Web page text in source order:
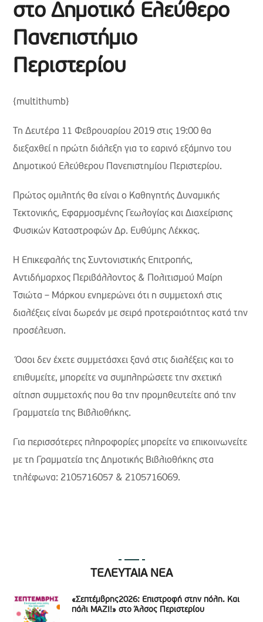
στο Δημοτικό Ελεύθερο
Πανεπιστήμιο
Περιστερίου
{multithumb}
Τη Δευτέρα 11 Φεβρουαρίου 2019 στις 19:00 θα
διεξαχθεί η πρώτη διάλεξη για το εαρινό εξάμηνο του
Δημοτικού Ελεύθερου Πανεπιστημίου Περιστερίου.
Πρώτος ομιλητής θα είναι ο Καθηγητής Δυναμικής
Τεκτονικής, Εφαρμοσμένης Γεωλογίας και Διαχείρισης
Φυσικών Καταστροφών Δρ. Ευθύμης Λέκκας.
Η Επικεφαλής της Συντονιστικής Επιτροπής,
Αντιδήμαρχος Περιβάλλοντος & Πολιτισμού Μαίρη
Τσιώτα – Μάρκου ενημερώνει ότι η συμμετοχή στις
διαλέξεις είναι δωρεάν με σειρά προτεραιότητας κατά την
προσέλευση.
Όσοι δεν έχετε συμμετάσχει ξανά στις διαλέξεις και το
επιθυμείτε, μπορείτε να συμπληρώσετε την σχετική
αίτηση συμμετοχής που θα την προμηθευτείτε από την
Γραμματεία της Βιβλιοθήκης.
Για περισσότερες πληροφορίες μπορείτε να επικοινωνείτε
με τη Γραμματεία της Δημοτικής Βιβλιοθήκης στα
τηλέφωνα: 2105716057 & 2105716069.
ΤΕΛΕΥΤΑΙΑ ΝΕΑ
«Σεπτέμβρης2026: Επιστροφή στην πόλη. Και
πάλι ΜΑΖΙ!» στο Άλσος Περιστερίου